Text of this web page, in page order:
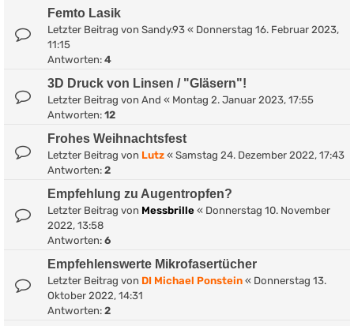
Femto Lasik
Letzter Beitrag von Sandy.93 « Donnerstag 16. Februar 2023,
11:15
Antworten: 4
3D Druck von Linsen / "Gläsern"!
Letzter Beitrag von And « Montag 2. Januar 2023, 17:55
Antworten: 12
Frohes Weihnachtsfest
Letzter Beitrag von Lutz « Samstag 24. Dezember 2022, 17:43
Antworten: 2
Empfehlung zu Augentropfen?
Letzter Beitrag von Messbrille « Donnerstag 10. November
2022, 13:58
Antworten: 6
Empfehlenswerte Mikrofasertücher
Letzter Beitrag von DI Michael Ponstein « Donnerstag 13.
Oktober 2022, 14:31
Antworten: 2